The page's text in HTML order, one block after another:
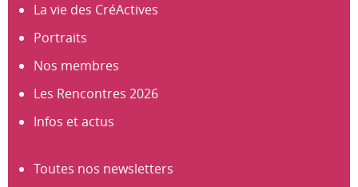
La vie des CréActives
Portraits
Nos membres
Les Rencontres 2026
Infos et actus
Toutes nos newsletters